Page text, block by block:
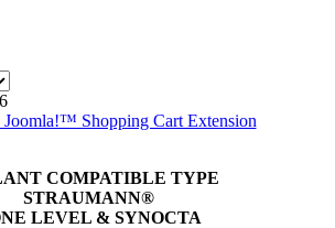
Joomla!™ Shopping Cart Extension
COMPATIBLE TYPE
STRAUMANN®
LEVEL & SYNOCTA